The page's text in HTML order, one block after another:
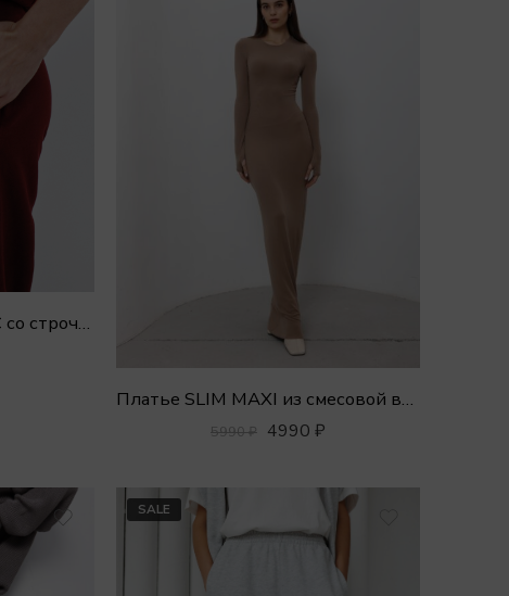
БРЮКИ SPORT CLASSIC со строчкой
Платье SLIM MAXI из смесовой вискозы
5990₽ 4990 ₽
SALE